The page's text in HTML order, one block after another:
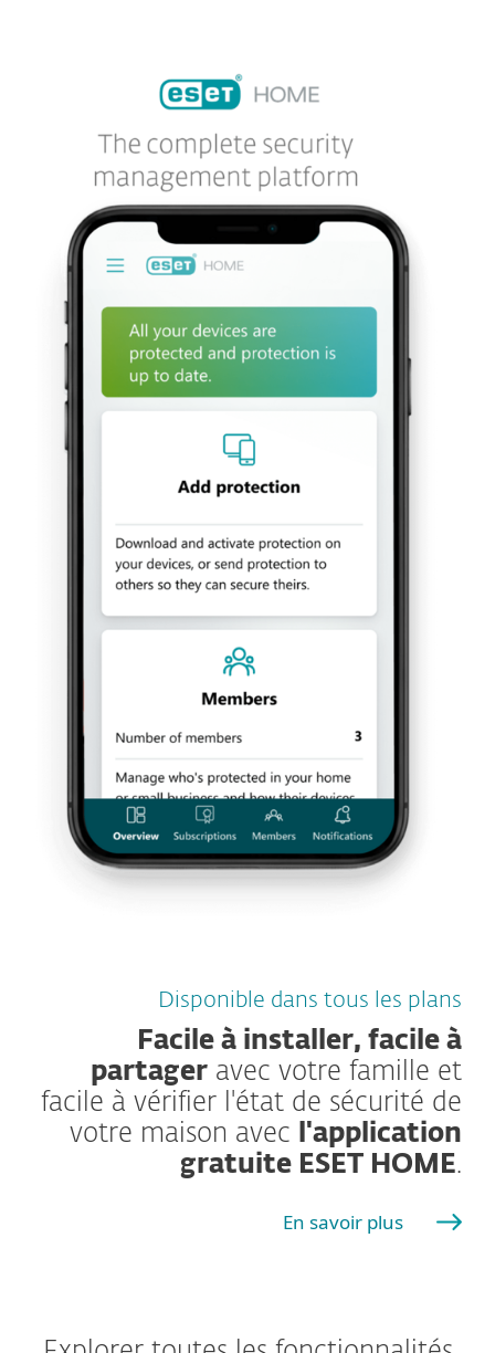
Disponible dans tous les plans
Facile à installer, facile à
partager avec votre famille et
facile à vérifier l'état de sécurité de
votre maison avec
l'application
gratuite ESET HOME.
En savoir plus